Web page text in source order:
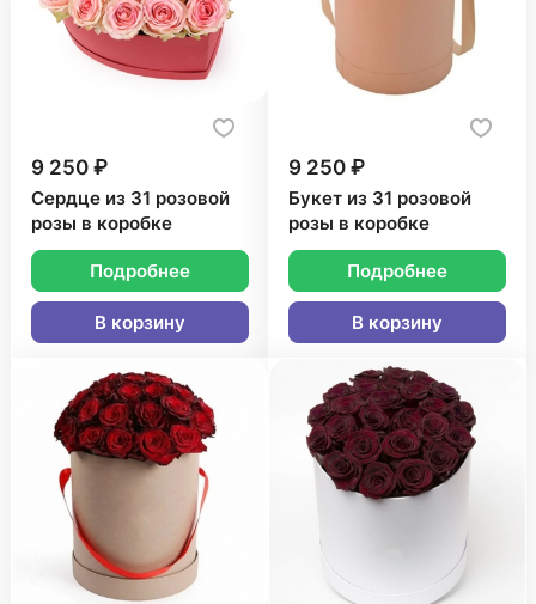
9 250 ₽
Сердце из 31 розовой
розы в коробке
Подробнее
В корзину
9 250 ₽
Букет из 31 розовой
розы в коробке
Подробнее
В корзину